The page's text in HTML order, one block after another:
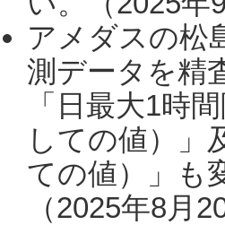
アメダスの松
測データを精
「日最大1時
しての値）」
ての値）」も
（2025年8月